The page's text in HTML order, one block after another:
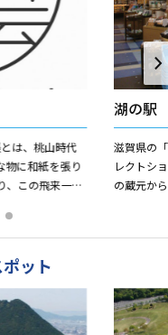
は、桃山時代
物に和紙を張り
、この飛来一閑
湖の駅
滋賀県の
レクトシ
の蔵元か
ット